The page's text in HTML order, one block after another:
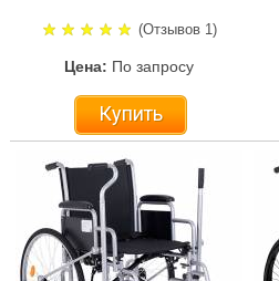
(Отзывов 1)
Цена: По запросу
Купить